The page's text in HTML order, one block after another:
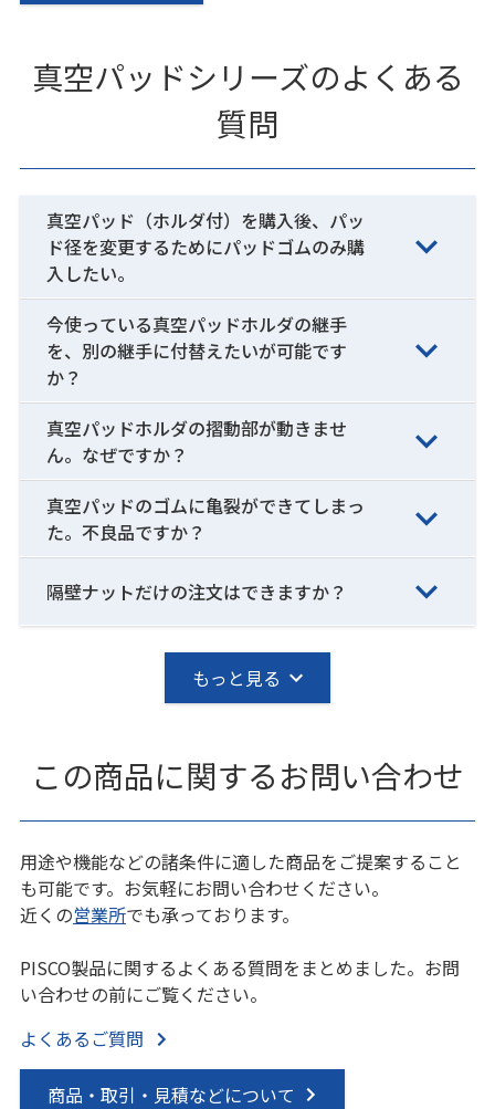
真空パッドシリーズのよくある
質問
真空パッド（ホルダ付）を購入後、パッ
ド径を変更するためにパッドゴムのみ購
入したい。
今使っている真空パッドホルダの継手
を、別の継手に付替えたいが可能です
か？
真空パッドホルダの摺動部が動きませ
ん。なぜですか？
真空パッドのゴムに亀裂ができてしまっ
た。不良品ですか？
隔壁ナットだけの注文はできますか？
もっと見る
この商品に関するお問い合わせ
用途や機能などの諸条件に適した商品をご提案すること
も可能です。お気軽にお問い合わせください。
近くの営業所でも承っております。
PISCO製品に関するよくある質問をまとめました。お問
い合わせの前にご覧ください。
よくあるご質問
商品・取引・見積などについて